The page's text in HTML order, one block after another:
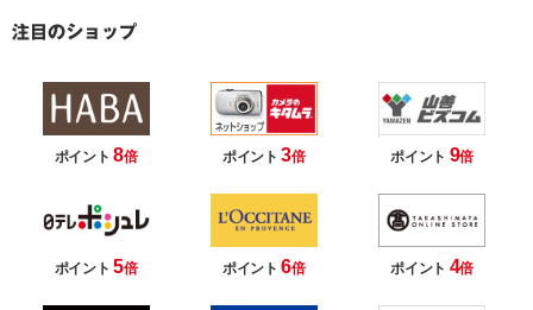
ポイント8倍 ポイント3倍 ポイント 9倍
ポイント5倍 ポイント6倍 ポイント 4倍